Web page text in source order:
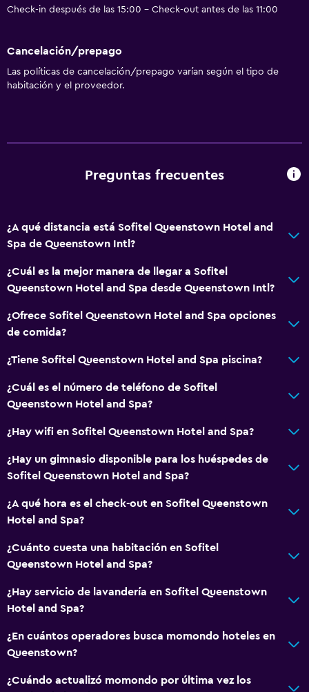
Check-in después de las 15:00 - Check-out antes de las 11:00
Cancelación/prepago
Las políticas de cancelación/prepago varían según el tipo de
habitación y el proveedor.
Preguntas frecuentes
¿A qué distancia está Sofitel Queenstown Hotel and
Spa de Queenstown Intl?
¿Cuál es la mejor manera de llegar a Sofitel
Queenstown Hotel and Spa desde Queenstown Intl?
¿Ofrece Sofitel Queenstown Hotel and Spa opciones
de comida?
¿Tiene Sofitel Queenstown Hotel and Spa piscina?
¿Cuál es el número de teléfono de Sofitel
Queenstown Hotel and Spa?
¿Hay wifi en Sofitel Queenstown Hotel and Spa?
¿Hay un gimnasio disponible para los huéspedes de
Sofitel Queenstown Hotel and Spa?
¿A qué hora es el check-out en Sofitel Queenstown
Hotel and Spa?
¿Cuánto cuesta una habitación en Sofitel
Queenstown Hotel and Spa?
¿Hay servicio de lavandería en Sofitel Queenstown
Hotel and Spa?
¿En cuántos operadores busca momondo hoteles en
Queenstown?
¿Cuándo actualizó momondo por última vez los